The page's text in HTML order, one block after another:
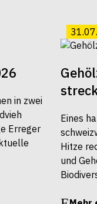
in zwei
Erreger
Eines
Hitze
und